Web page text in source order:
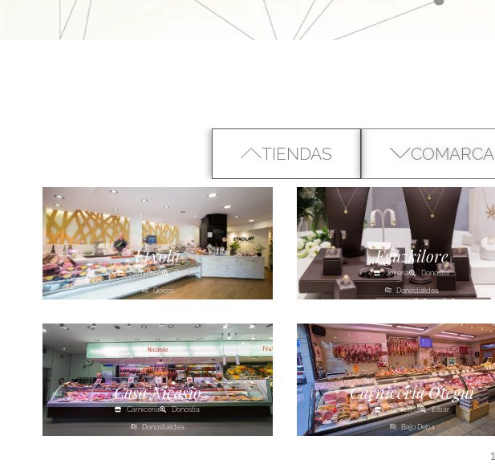
TIENDAS COMARCA
Etxola
Carnicería Ordizia
Goierri
Eguzkilore
Joyería Donostia
Donostialdea
Casa Nicasio
Carnicería Donostia
Donostialdea
Carnicería Otegui
Carnicería Eibar
Bajo Deba
1